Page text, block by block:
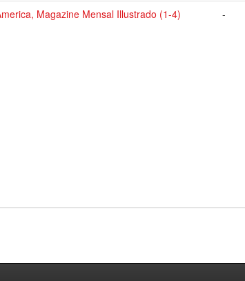
Magazine Mensal Illustrado (1-4) -